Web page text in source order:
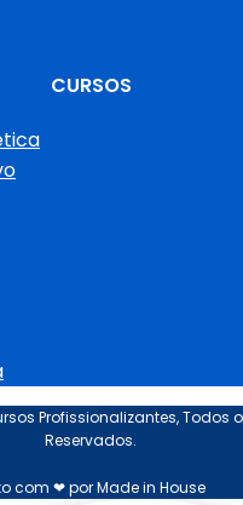
CURSOS
Profissionalizantes, Todos
Reservados.
com ❤ por Made in House